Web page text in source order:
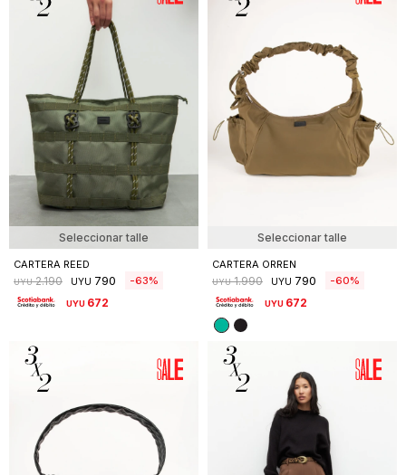
Seleccionar talle
CARTERA REED
UYU 2.190 UYU 790 63
UYU 672
Seleccionar talle
CARTERA ORREN
UYU 1.990 UYU 790 60
UYU 672